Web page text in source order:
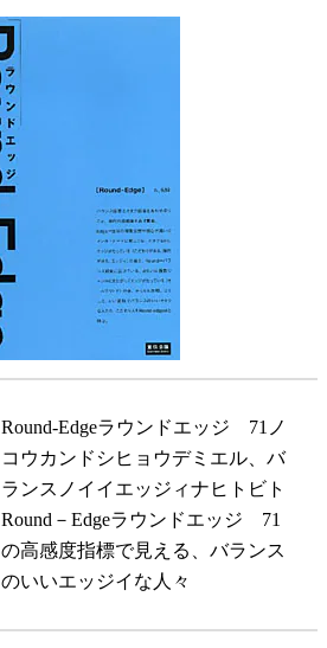
Round-Edgeラウンドエッジ 71ノ
コウカンドシヒョウデミエル、バ
ランスノイイエッジィナヒトビト
Round－Edgeラウンドエッジ 71
の高感度指標で見える、バランス
のいいエッジイな人々